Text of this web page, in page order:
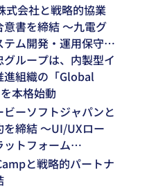
式会社と戦略的協業
書を締結 ～九電グ
ム開発・運用保守領
業を推進～
グループは、内製型イ
進組織の「Global
本格始動
ビーソフトジャパンと
を締結 ～UI/UXロー
ットフォーム
技術支援体制を強化
と戦略的パートナ